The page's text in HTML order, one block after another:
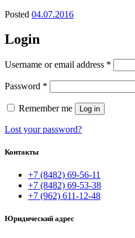
Posted 04.07.2016
Login
Username or email address *
Password *
Remember me Log in
Lost your password?
Контакты
+7 (8482) 69-56-11
+7 (8482) 69-53-38
+7 (962) 611-12-48
Юридический адрес